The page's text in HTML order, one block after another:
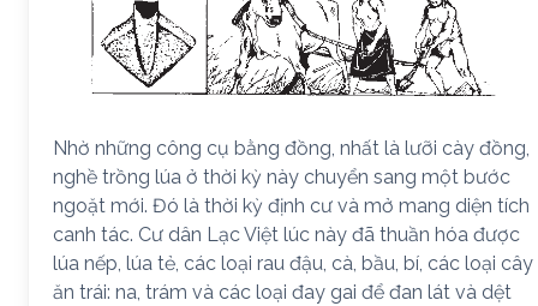
Nhờ những công cụ bằng đồng, nhất là lưỡi cày đồng,
nghề trồng lúa ở thời kỳ này chuyển sang một bước
ngoặt mới. Đó là thời kỳ định cư và mở mang diện tích
canh tác. Cư dân Lạc Việt lúc này đã thuần hóa được
lúa nếp, lúa tẻ, các loại rau đậu, cà, bầu, bí, các loại cây
ăn trái: na, trám và các loại đay gai để đan lát và dệt